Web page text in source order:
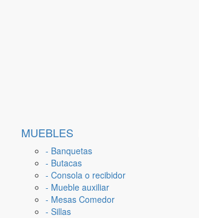
MUEBLES
- Banquetas
- Butacas
- Consola o recibidor
- Mueble auxiliar
- Mesas Comedor
- Sillas